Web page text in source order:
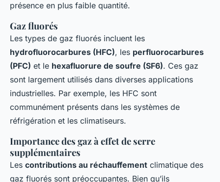
présence en plus faible quantité.
Gaz fluorés
Les types de gaz fluorés incluent les
hydrofluorocarbures (HFC), les perfluorocarbures
(PFC) et le hexafluorure de soufre (SF6). Ces gaz
sont largement utilisés dans diverses applications
industrielles. Par exemple, les HFC sont
communément présents dans les systèmes de
réfrigération et les climatiseurs.
Importance des gaz à effet de serre
supplémentaires
Les contributions au réchauffement climatique des
gaz fluorés sont préoccupantes. Bien qu’ils